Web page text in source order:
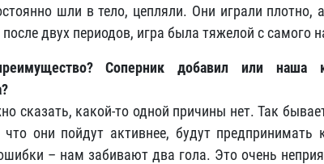
шли в тело, цепляли. Они играли плотно,
двух периодов, игра была тяжелой с самого
Соперник добавил или наша
сказать, какой-то одной причины нет. Так
они пойдут активнее, будут предпринимать
– нам забивают два гола. Это очень